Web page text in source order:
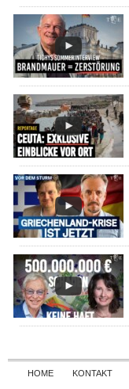
HOME KONTAKT